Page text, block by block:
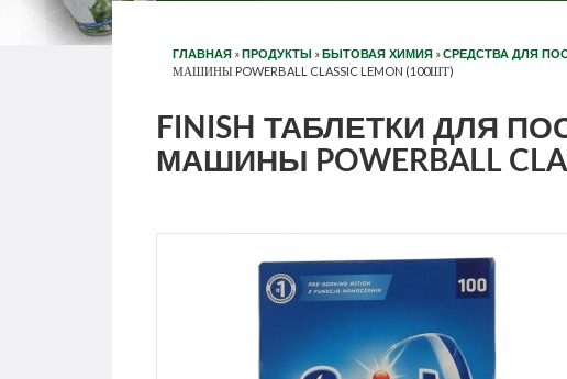
ГЛАВНАЯ »ПРОДУКТЫ »БЫТОВАЯ ХИМИЯ »СРЕДСТВА ДЛЯ
МАШИНЫ POWERBALL CLASSIC LEMON (100ШТ)
FINISH ТАБЛЕТКИ ДЛЯ
МАШИНЫ POWERBALL